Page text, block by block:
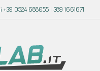
0524 688055 | 389 1661671